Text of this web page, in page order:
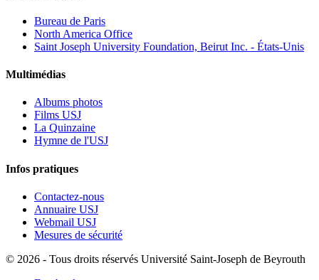
Bureau de Paris
North America Office
Saint Joseph University Foundation, Beirut Inc. - États-Unis
Multimédias
Albums photos
Films USJ
La Quinzaine
Hymne de l'USJ
Infos pratiques
Contactez-nous
Annuaire USJ
Webmail USJ
Mesures de sécurité
© 2026 - Tous droits réservés Université Saint-Joseph de Beyrouth